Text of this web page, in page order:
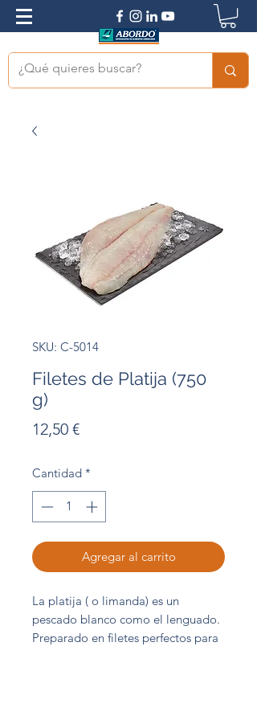
SKU: C-5014
Filetes de Platija (750
g)
12,50 €Precio
Cantidad *
Agregar al carrito
La platija ( o limanda) es un
pescado blanco como el lenguado.
Preparado en filetes perfectos para